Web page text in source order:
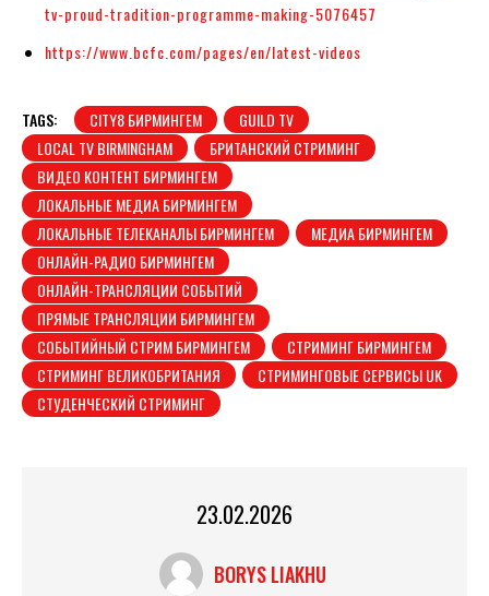
tv-proud-tradition-programme-making-5076457
https://www.bcfc.com/pages/en/latest-videos
TAGS: CITY8 БИРМИНГЕМ
GUILD TV
LOCAL TV BIRMINGHAM
БРИТАНСКИЙ СТРИМИНГ
ВИДЕО КОНТЕНТ БИРМИНГЕМ
ЛОКАЛЬНЫЕ МЕДИА БИРМИНГЕМ
ЛОКАЛЬНЫЕ ТЕЛЕКАНАЛЫ БИРМИНГЕМ
МЕДИА БИРМИНГЕМ
ОНЛАЙН-РАДИО БИРМИНГЕМ
ОНЛАЙН-ТРАНСЛЯЦИИ СОБЫТИЙ
ПРЯМЫЕ ТРАНСЛЯЦИИ БИРМИНГЕМ
СОБЫТИЙНЫЙ СТРИМ БИРМИНГЕМ
СТРИМИНГ БИРМИНГЕМ
СТРИМИНГ ВЕЛИКОБРИТАНИЯ
СТРИМИНГОВЫЕ СЕРВИСЫ UK
СТУДЕНЧЕСКИЙ СТРИМИНГ
23.02.2026
BORYS LIAKHU